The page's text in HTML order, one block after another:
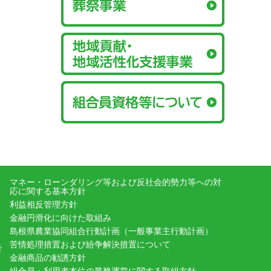
マネー・ローンダリング等および反社会的勢力等への対
応に関する基本方針
利益相反管理方針
金融円滑化に向けた取組み
島根県農業協同組合行動計画（一般事業主行動計画）
苦情処理措置および紛争解決措置について
金融商品の勧誘方針